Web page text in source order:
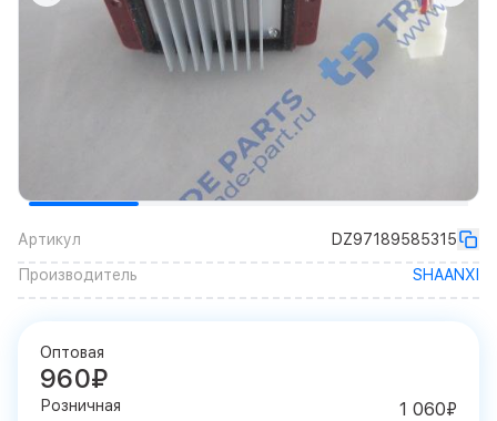
Артикул
DZ97189585315
Производитель
SHAANXI
Оптовая
960₽
Розничная 1 060₽